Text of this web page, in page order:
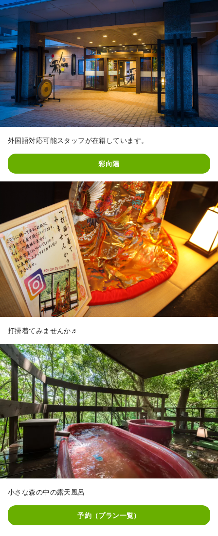
外国語対応可能スタッフが在籍しています。
彩向陽
打掛着てみませんか♬
小さな森の中の露天風呂
予約（プラン一覧）